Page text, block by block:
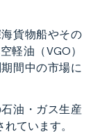
貨物船やその
軽油（VGO）
間中の市場に
油・ガス生産
ています。